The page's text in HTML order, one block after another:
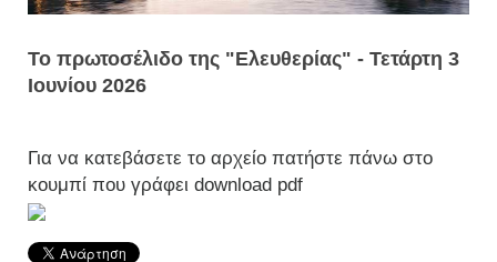
Το πρωτοσέλιδο της "Ελευθερίας" - Τετάρτη 3
Ιουνίου 2026
Για να κατεβάσετε το αρχείο πατήστε πάνω στο
κουμπί που γράφει download pdf